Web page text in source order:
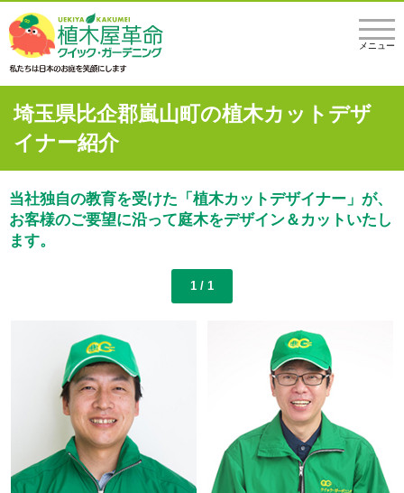
メニュー
埼玉県比企郡嵐山町の植木カットデザ
イナー紹介
当社独自の教育を受けた「植木カットデザイナー」が、
お客様のご要望に沿って庭木をデザイン＆カットいたし
ます。
1 / 1